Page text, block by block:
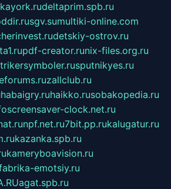
deltaprim.spb.ru
sgv.sumultiki-online.com
detskiy-ostrov.ru
pdf-creator.runix-files.org.ru
sputnikyes.ru
zallclub.ru
habaigry.ruhaikko.rusobakopedia.ru
screensaver-clock.net.ru
npf.net.ru7bit.pp.rukalugatur.ru
kazanka.spb.ru
kameryboavision.ru
emotsiy.ru
agat.spb.ru